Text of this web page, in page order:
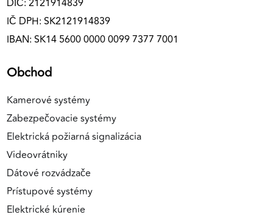
DIČ: 2121914839
IČ DPH: SK2121914839
IBAN: SK14 5600 0000 0099 7377 7001
Obchod
Kamerové systémy
Zabezpečovacie systémy
Elektrická požiarná signalizácia
Videovrátniky
Dátové rozvádzače
Prístupové systémy
Elektrické kúrenie